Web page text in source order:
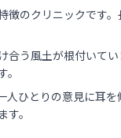
徴のクリニックです
合う風土が根付いて
人ひとりの意見に耳
。